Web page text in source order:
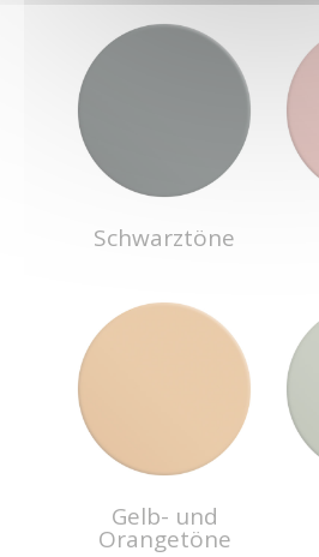
Schwarztöne
Gelb- und
Orangetöne